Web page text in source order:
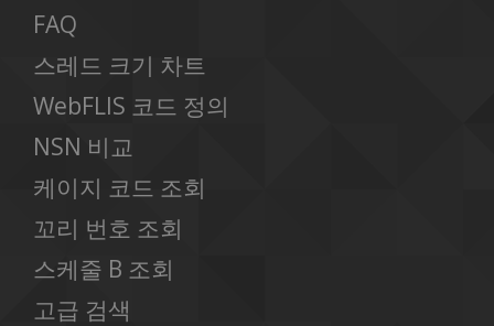
FAQ
스레드 크기 차트
WebFLIS 코드 정의
NSN 비교
케이지 코드 조회
꼬리 번호 조회
스케줄 B 조회
고급 검색